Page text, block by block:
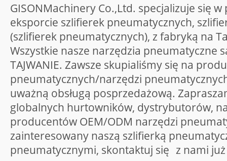
GISONMachinery Co.,Ltd. specjalizuje się
eksporcie szlifierek pneumatycznych,
(szlifierek pneumatycznych), z fabryką na
Wszystkie nasze narzędzia pneumatyczne
TAJWANIE. Zawsze skupialiśmy się na
pneumatycznych/narzędzi
uważną obsługą posprzedażową.
globalnych hurtowników, dystrybutorów,
producentów OEM/ODM narzędzi
zainteresowany naszą szlifierką
pneumatycznymi, skontaktuj się z nami